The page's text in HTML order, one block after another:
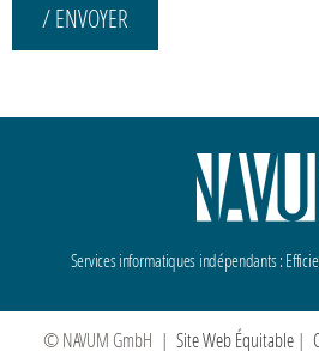
/ ENVOYER
Services informatiques indépendants :
© NAVUM GmbH | Site Web Équitable |